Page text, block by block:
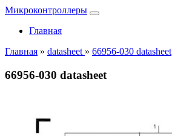
Микроконтроллеры
Главная
Главная » datasheet » 66956-030 datasheet
66956-030 datasheet